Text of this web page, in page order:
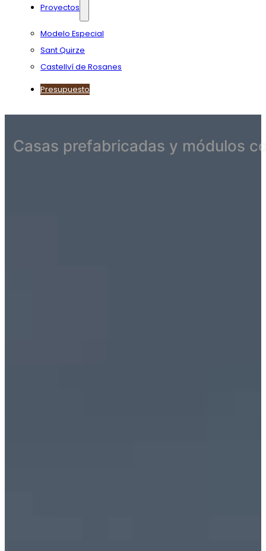
Proyectos
Modelo Especial
Sant Quirze
Castellví de Rosanes
Presupuesto
Casas prefabricadas y módulos